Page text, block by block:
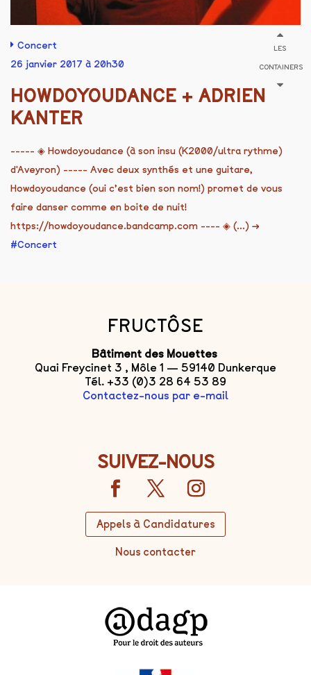
Concert
26 janvier 2017 à 20h30
LES
CONTAINERS
HOWDOYOUDANCE + ADRIEN
KANTER
----- ◈ Howdoyoudance (à son insu (K2000/ultra rythme)
d'Aveyron) ----- Avec deux synthés et une guitare,
Howdoyoudance (oui c’est bien son nom!) promet de vous
faire danser comme en boite de nuit!
https://howdoyoudance.bandcamp.com ---- ◈ (...) →
Concert
FRUCTÔSE
Bâtiment des Mouettes
Quai Freycinet 3 , Môle 1 — 59140 Dunkerque
Tél. +33 (0)3 28 64 53 89
Contactez-nous par e-mail
SUIVEZ-NOUS
Appels à Candidatures
Nous contacter